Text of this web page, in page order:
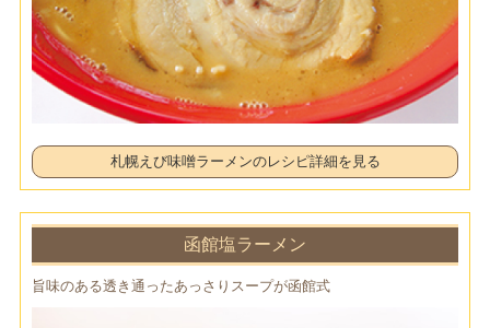
札幌えび味噌ラーメンのレシピ詳細を見る
函館塩ラーメン
旨味のある透き通ったあっさりスープが函館式